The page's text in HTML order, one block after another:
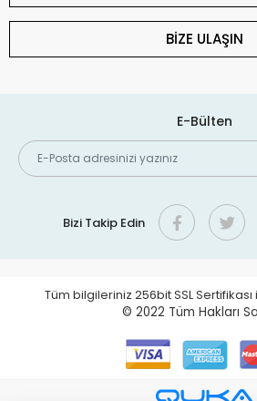
BİZE ULAŞIN
E-Bülten
Bizi Takip Edin
Tüm bilgileriniz 256bit SSL
© 2022 Tüm Hakları